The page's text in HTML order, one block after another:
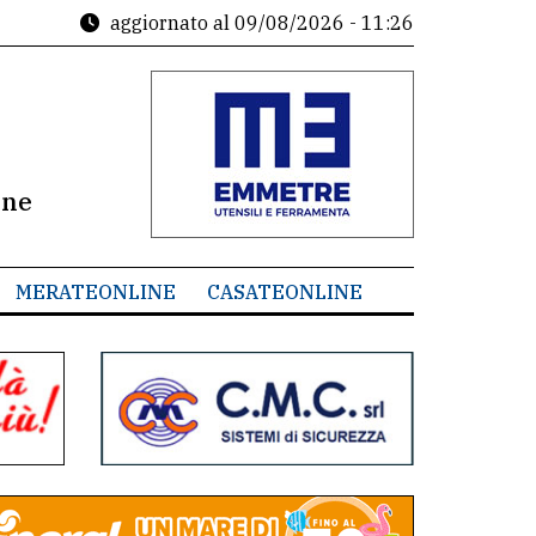
aggiornato al 09/08/2026 - 11:26
MERATEONLINE CASATEONLINE